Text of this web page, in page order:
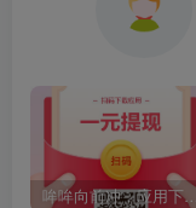
哞哞向前冲，应用下载截图不养鸡，跟搜索赚类似，撸几十以上